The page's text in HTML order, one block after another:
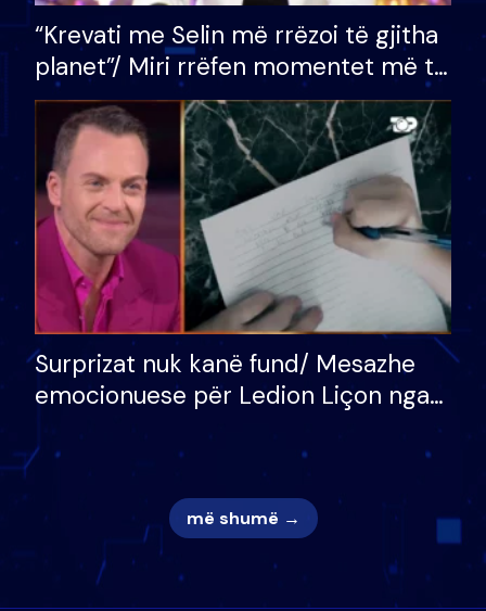
“Krevati me Selin më rrëzoi të gjitha
planet”/ Miri rrëfen momentet më të
bukura në shtëpinë e BB VIP: Do më
mungojë zilja e mëngjesit kur…
Surprizat nuk kanë fund/ Mesazhe
emocionuese për Ledion Liçon nga
nuk i mban dot lotët: Nuk meritoj…
më shumë →